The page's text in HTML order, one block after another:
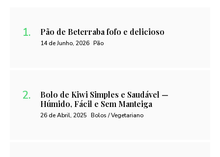
Pão de Beterraba fofo e delicioso
14 de Junho, 2026 Pão
Bolo de Kiwi Simples e Saudável —
Húmido, Fácil e Sem Manteiga
26 de Abril, 2025 Bolos / Vegetariano